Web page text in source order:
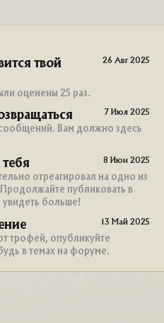
26 Авг 2025
твой
оценены 25 раз.
7 Июл 2025
Вам должно здесь
8 Июн 2025
отреагировал на одно из
публиковать в
больше!
13 Май 2025
трофей, опубликуйте
в темах на форуме.